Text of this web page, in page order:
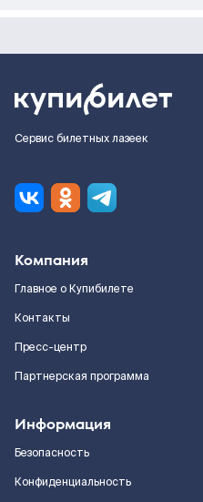
Сервис билетных лазеек
Компания
Главное о Купибилете
Контакты
Пресс-центр
Партнерская программа
Информация
Безопасность
Конфиденциальность